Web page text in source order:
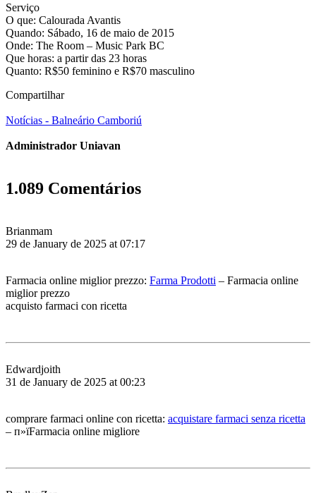
Serviço
O que: Calourada Avantis
Quando: Sábado, 16 de maio de 2015
Onde: The Room – Music Park BC
Que horas: a partir das 23 horas
Quanto: R$50 feminino e R$70 masculino
Compartilhar
Notícias - Balneário Camboriú
Administrador Uniavan
1.089 Comentários
Brianmam
29 de January de 2025 at 07:17
Farmacia online miglior prezzo: Farma Prodotti – Farmacia online
miglior prezzo
acquisto farmaci con ricetta
Edwardjoith
31 de January de 2025 at 00:23
comprare farmaci online con ricetta: acquistare farmaci senza ricetta
– п»їFarmacia online migliore